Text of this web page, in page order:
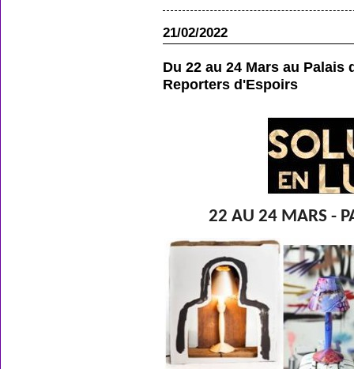
21/02/2022
Du 22 au 24 Mars au
Reporters d'Espoirs
22 AU 24 MARS -